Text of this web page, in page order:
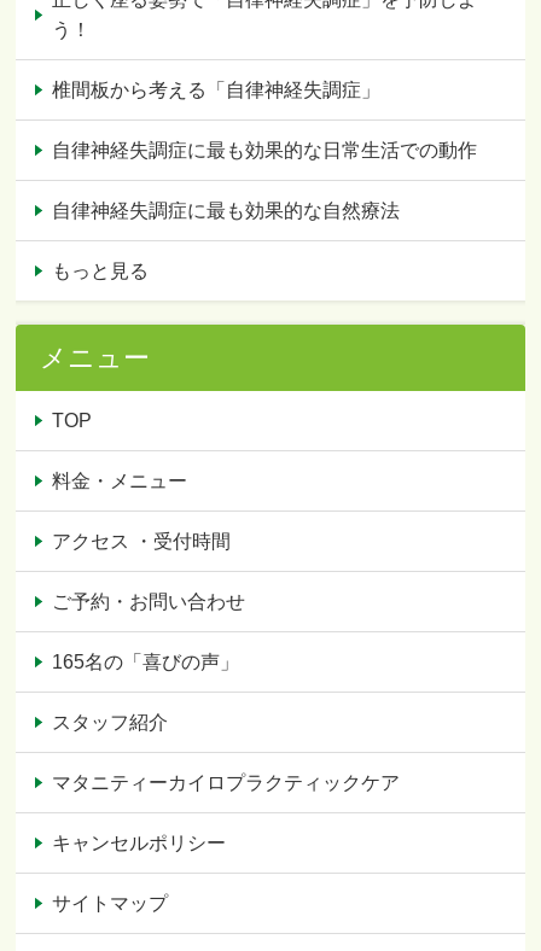
う！
椎間板から考える「自律神経失調症」
自律神経失調症に最も効果的な日常生活での動作
自律神経失調症に最も効果的な自然療法
もっと見る
メニュー
TOP
料金・メニュー
アクセス ・受付時間
ご予約・お問い合わせ
165名の「喜びの声」
スタッフ紹介
マタニティーカイロプラクティックケア
キャンセルポリシー
サイトマップ